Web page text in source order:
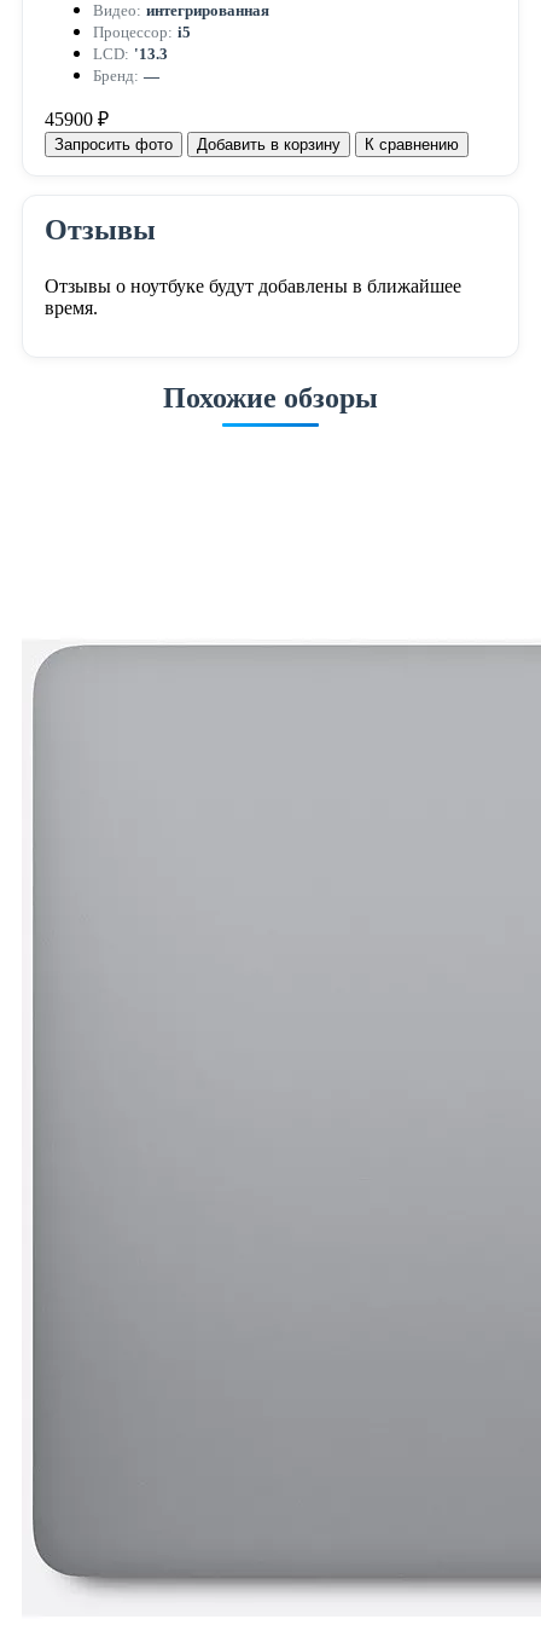
Видео: интегрированная
Процессор: i5
LCD: '13.3
Бренд: —
45900 ₽
Запросить фото Добавить в корзину К сравнению
Отзывы
Отзывы о ноутбуке будут добавлены в ближайшее
время.
Похожие обзоры